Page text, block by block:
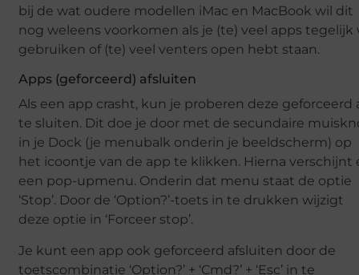
bij de wat oudere modellen iMac en MacBook wil dit
nog weleens voorkomen als je (te) veel apps tegelijk
gebruiken of (te) veel venters open hebt staan.
Apps (geforceerd) afsluiten
Als een app crasht, kun je proberen deze geforceerd
te sluiten. Dit doe je door met de secundaire
in je Dock (je menubalk onderin je beeldscherm) op
het icoontje van de app te klikken. Hierna verschijnt
een pop-upmenu. Onderin dat menu staat de optie
‘Stop’. Door de ‘Option?’-toets in te drukken wijzigt
deze optie in ‘Forceer stop’.
Je kunt een app ook geforceerd afsluiten door de
toetscombinatie ‘Option?’ + ‘Cmd?’ + ‘Esc’ in te